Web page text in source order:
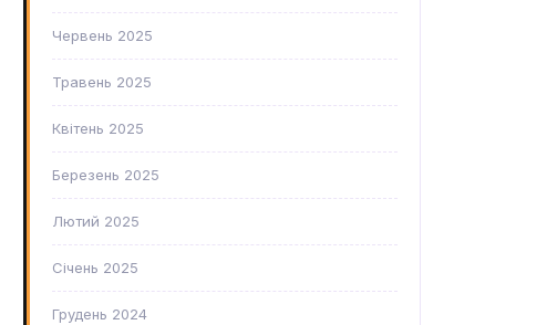
Червень 2025
Травень 2025
Квітень 2025
Березень 2025
Лютий 2025
Січень 2025
Грудень 2024